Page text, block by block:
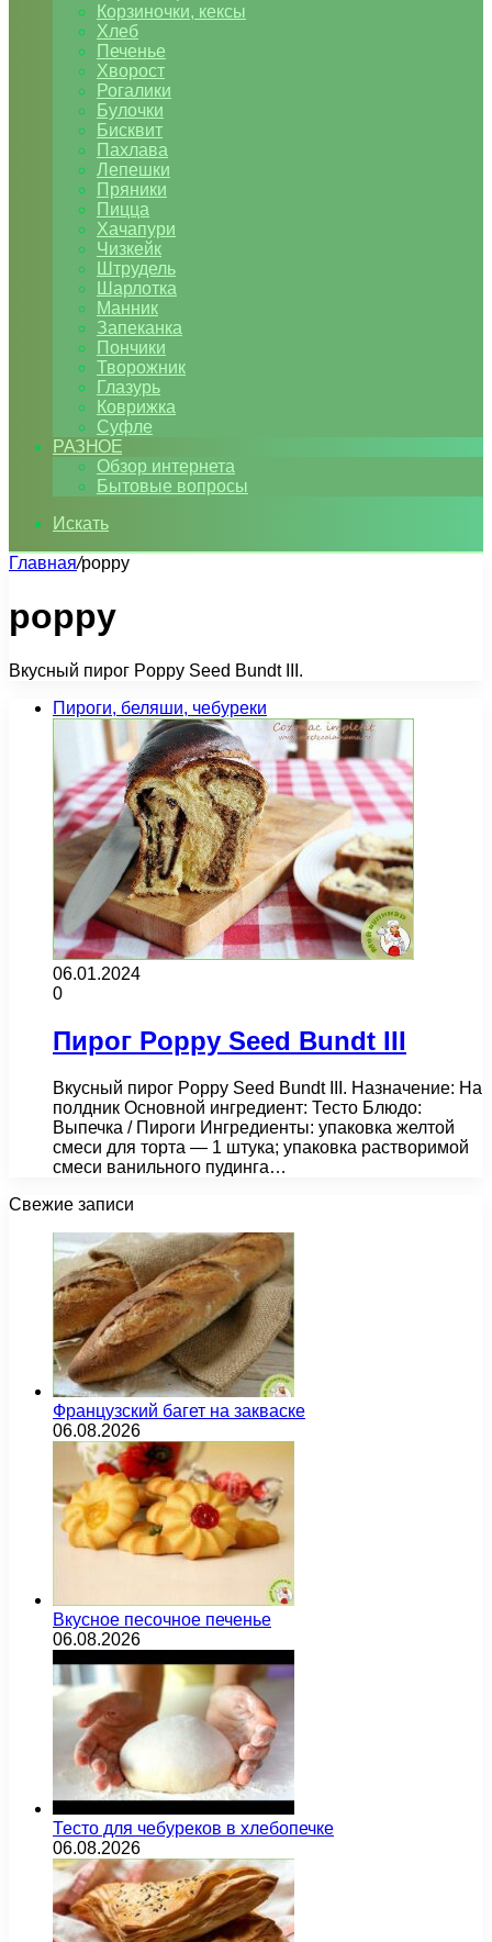
Корзиночки, кексы
Хлеб
Печенье
Хворост
Рогалики
Булочки
Бисквит
Пахлава
Лепешки
Пряники
Пицца
Хачапури
Чизкейк
Штрудель
Шарлотка
Манник
Запеканка
Пончики
Творожник
Глазурь
Коврижка
Суфле
РАЗНОЕ
Обзор интернета
Бытовые вопросы
Искать
Главная/poppy
poppy
Вкусный пирог Poppy Seed Bundt III.
Пироги, беляши, чебуреки
06.01.2024
0
Пирог Poppy Seed Bundt III
Вкусный пирог Poppy Seed Bundt III. Назначение: На
полдник Основной ингредиент: Тесто Блюдо:
Выпечка / Пироги Ингредиенты: упаковка желтой
смеси для торта — 1 штука; упаковка растворимой
смеси ванильного пудинга…
Свежие записи
Французский багет на закваске
06.08.2026
Вкусное песочное печенье
06.08.2026
Тесто для чебуреков в хлебопечке
06.08.2026